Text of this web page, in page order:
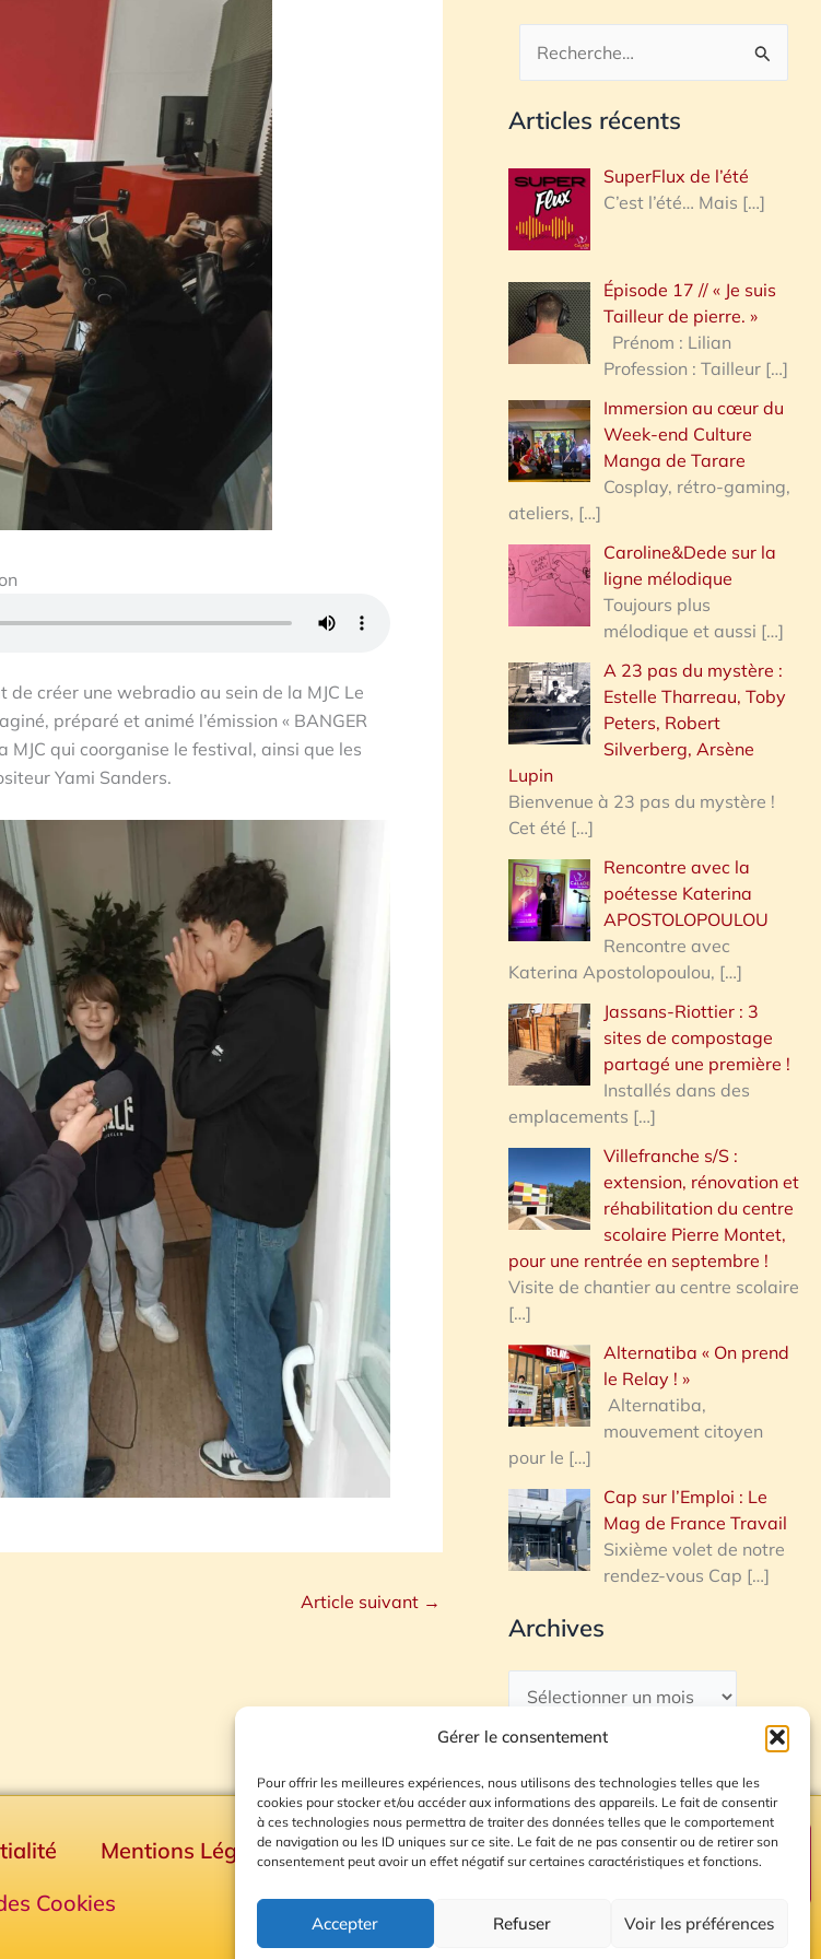
Gérer le consentement
Pour offrir les meilleures expériences, nous utilisons des technologies telles que les
cookies pour stocker et/ou accéder aux informations des appareils. Le fait de consentir
à ces technologies nous permettra de traiter des données telles que le comportement
de navigation ou les ID uniques sur ce site. Le fait de ne pas consentir ou de retirer son
consentement peut avoir un effet négatif sur certaines caractéristiques et fonctions.
Accepter Refuser Voir les préférences
créer une webradio au sein de la MJC Le
préparé et animé l’émission « BANGER
MJC qui coorganise le festival, ainsi que les
Yami Sanders.
Article suivant →
c
h
r
h
e
:
Articles récents
SuperFlux de l’été
C’est l’été… Mais […]
Épisode 17 // « Je suis
Tailleur de pierre. »
Prénom : Lilian
Profession : Tailleur […]
Immersion au cœur du
Week-end Culture
Manga de Tarare
Cosplay, rétro-gaming,
ateliers, […]
Caroline&Dede sur la
ligne mélodique
Toujours plus
mélodique et aussi […]
A 23 pas du mystère :
Estelle Tharreau, Toby
Peters, Robert
Silverberg, Arsène
Lupin
Bienvenue à 23 pas du mystère !
Cet été […]
Rencontre avec la
poétesse Katerina
APOSTOLOPOULOU
Rencontre avec
Katerina Apostolopoulou, […]
Jassans-Riottier : 3
sites de compostage
partagé une première !
Installés dans des
emplacements […]
Villefranche s/S :
extension, rénovation et
réhabilitation du centre
scolaire Pierre Montet,
pour une rentrée en septembre !
Visite de chantier au centre scolaire
[…]
Alternatiba « On prend
le Relay ! »
Alternatiba,
mouvement citoyen
pour le […]
Cap sur l’Emploi : Le
Mag de France Travail
Sixième volet de notre
rendez-vous Cap […]
Archives
Mentions Légales
Plan du site
Cookies